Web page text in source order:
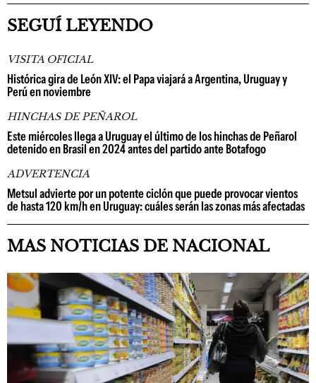
SEGUÍ LEYENDO
VISITA OFICIAL
Histórica gira de León XIV: el Papa viajará a Argentina, Uruguay y
Perú en noviembre
HINCHAS DE PEÑAROL
Este miércoles llega a Uruguay el último de los hinchas de Peñarol
detenido en Brasil en 2024 antes del partido ante Botafogo
ADVERTENCIA
Metsul advierte por un potente ciclón que puede provocar vientos
de hasta 120 km/h en Uruguay: cuáles serán las zonas más afectadas
MAS NOTICIAS DE NACIONAL